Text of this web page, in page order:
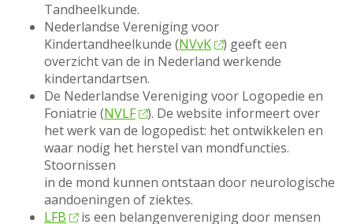
Tandheelkunde.
Nederlandse Vereniging voor
Kindertandheelkunde (NVvK
) geeft een
overzicht van de in Nederland werkende
kindertandartsen.
De Nederlandse Vereniging voor Logopedie en
Foniatrie (NVLF
). De website informeert over
het werk van de logopedist: het ontwikkelen en
waar nodig het herstel van mondfuncties.
Stoornissen
in de mond kunnen ontstaan door neurologische
aandoeningen of ziektes.
LFB
is een belangenvereniging door mensen